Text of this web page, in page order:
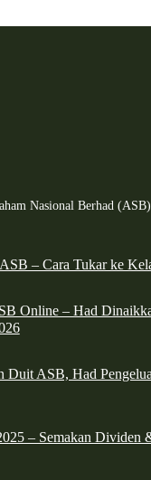
Nasional Berhad
– Cara Tukar ke
Online – Had
Duit ASB, Had
– Semakan Dividen